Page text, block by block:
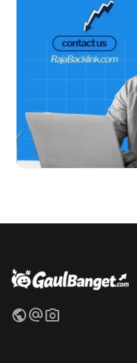
publicalternate_emailphoto_camera